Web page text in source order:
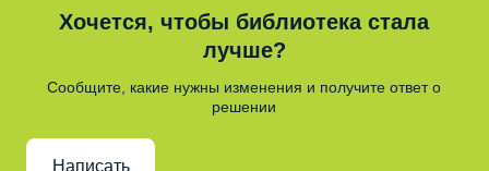
Хочется, чтобы библиотека стала
лучше?
Сообщите, какие нужны изменения и получите ответ о
решении
Написать